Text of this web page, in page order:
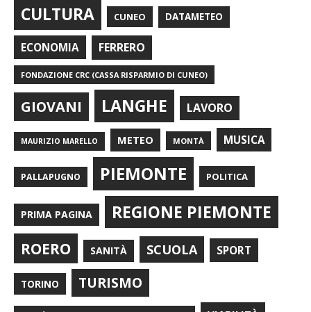
CULTURA CUNEO DATAMETEO
ECONOMIA FERRERO
FONDAZIONE CRC (CASSA RISPARMIO DI CUNEO)
GIOVANI LANGHE LAVORO
MAURIZIO MARELLO METEO MONTÀ MUSICA
PALLAPUGNO PIEMONTE POLITICA
PRIMA PAGINA REGIONE PIEMONTE
ROERO SANITÀ SCUOLA SPORT
TORINO TURISMO